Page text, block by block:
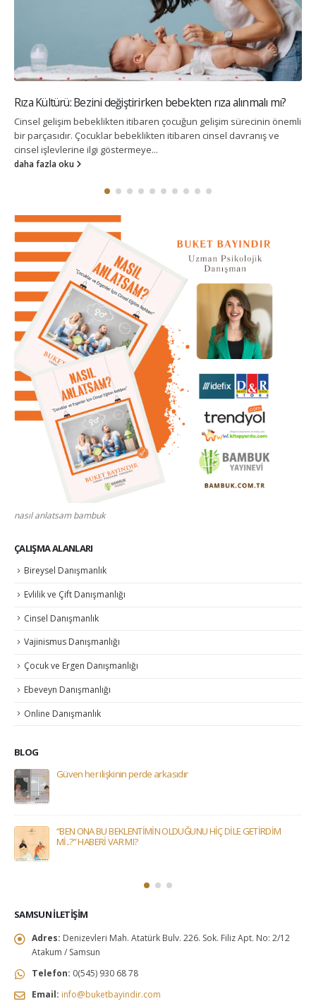
Rıza Kültürü: Bezini değiştirirken bebekten rıza alınmalı mı?
Cinsel gelişim bebeklikten itibaren çocuğun gelişim sürecinin önemli
bir parçasıdır. Çocuklar bebeklikten itibaren cinsel davranış ve
cinsel işlevlerine ilgi göstermeye...
daha fazla oku
nasıl anlatsam bambuk
ÇALIŞMA ALANLARI
Bireysel Danışmanlık
Evlilik ve Çift Danışmanlığı
Cinsel Danışmanlık
Vajinismus Danışmanlığı
Çocuk ve Ergen Danışmanlığı
Ebeveyn Danışmanlığı
Online Danışmanlık
BLOG
Güven her ilişkinin perde arkasıdır
“BEN ONA BU BEKLENTİMİN OLDUĞUNU HİÇ DİLE GETİRDİM
Mİ..?” HABERİ VAR MI?
SAMSUN İLETIŞIM
Adres: Denizevleri Mah. Atatürk Bulv. 226. Sok. Filiz Apt. No: 2/12
Atakum / Samsun
Telefon: 0(545) 930 68 78
Email: info@buketbayindir.com